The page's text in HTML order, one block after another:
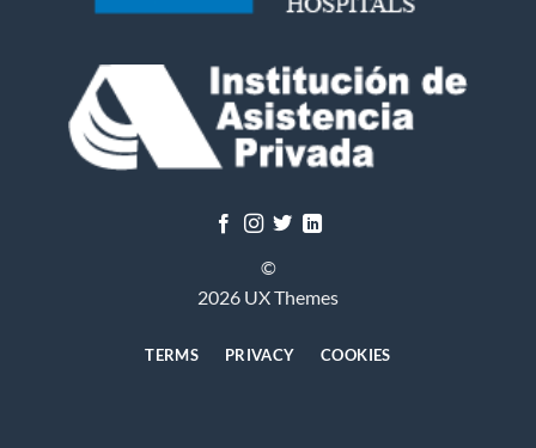
©
2026 UX Themes
TERMS PRIVACY COOKIES